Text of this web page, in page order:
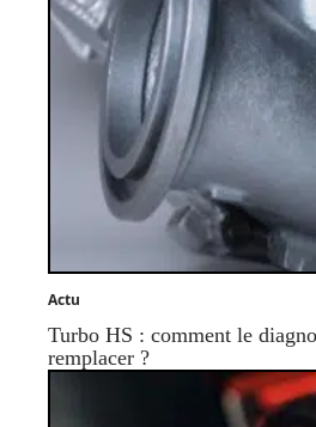
Actu
Turbo HS : comment le
remplacer ?